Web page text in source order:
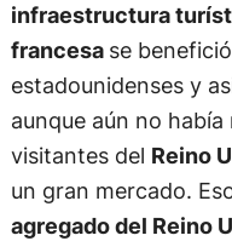
infraestructura
francesa se
estadounidenses y
aunque aún no
visitantes del Reino
un gran mercado.
agregado del Reino